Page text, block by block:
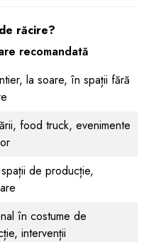
răcire?
recomandată
la soare, în spații fără
food truck, evenimente
de producție,
în costume de
intervenții